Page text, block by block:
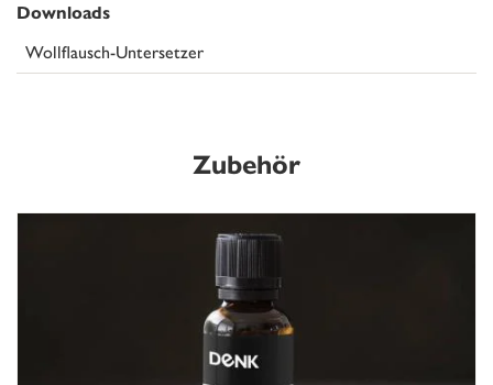
Downloads
Wollflausch-Untersetzer
Zubehör